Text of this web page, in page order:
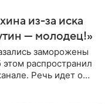
из-за иска
— молодец!»
заморожены
распространил
Речь идет о